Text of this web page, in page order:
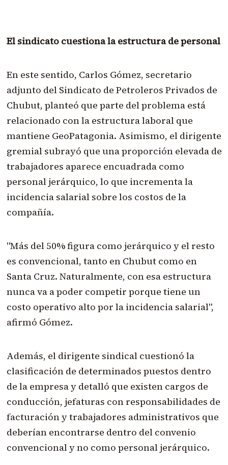
El sindicato cuestiona la estructura de personal
En este sentido, Carlos Gómez, secretario
adjunto del Sindicato de Petroleros Privados de
Chubut, planteó que parte del problema está
relacionado con la estructura laboral que
mantiene GeoPatagonia. Asimismo, el dirigente
gremial subrayó que una proporción elevada de
trabajadores aparece encuadrada como
personal jerárquico, lo que incrementa la
incidencia salarial sobre los costos de la
compañía.
"Más del 50% figura como jerárquico y el resto
es convencional, tanto en Chubut como en
Santa Cruz. Naturalmente, con esa estructura
nunca va a poder competir porque tiene un
costo operativo alto por la incidencia salarial",
afirmó Gómez.
Además, el dirigente sindical cuestionó la
clasificación de determinados puestos dentro
de la empresa y detalló que existen cargos de
conducción, jefaturas con responsabilidades de
facturación y trabajadores administrativos que
deberían encontrarse dentro del convenio
convencional y no como personal jerárquico.